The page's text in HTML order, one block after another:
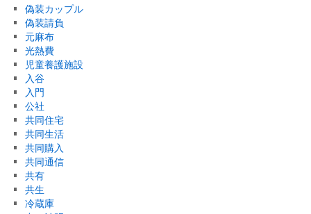
偽装カップル
偽装請負
元麻布
光熱費
児童養護施設
入谷
入門
公社
共同住宅
共同生活
共同購入
共同通信
共有
共生
冷蔵庫